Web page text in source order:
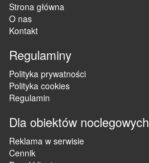
Strona główna
O nas
Kontakt
Regulaminy
Polityka prywatności
Polityka cookies
Regulamin
Dla obiektów noclegowych
Reklama w serwisie
Cennik